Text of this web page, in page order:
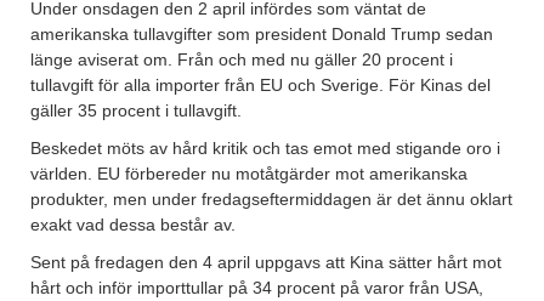
Under onsdagen den 2 april infördes som väntat de
amerikanska tullavgifter som president Donald Trump sedan
länge aviserat om. Från och med nu gäller 20 procent i
tullavgift för alla importer från EU och Sverige. För Kinas del
gäller 35 procent i tullavgift.
Beskedet möts av hård kritik och tas emot med stigande oro i
världen. EU förbereder nu motåtgärder mot amerikanska
produkter, men under fredagseftermiddagen är det ännu oklart
exakt vad dessa består av.
Sent på fredagen den 4 april uppgavs att Kina sätter hårt mot
hårt och inför importtullar på 34 procent på varor från USA,